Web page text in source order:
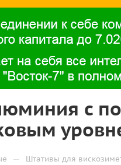
с
— Штативы для